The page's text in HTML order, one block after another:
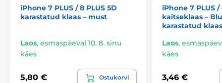
iPhone 7 PLUS / 8 PLUS 5D
karastatud klaas – must
Laos, esmaspäeval 10. 8. sinu
käes
5,80 € Ostukorvi
iPhone 7 PLUS /
kaitseklaas –
karastatud klaas
Laos,
käes
3,46 €